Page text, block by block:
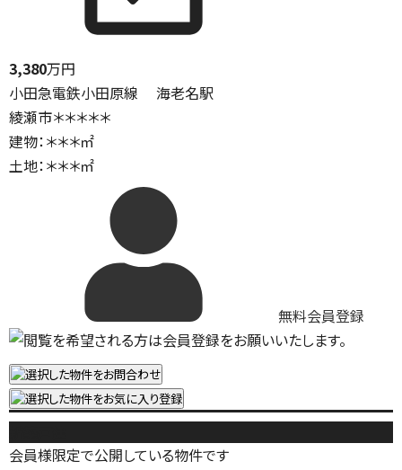
3,380万円
小田急電鉄小田原線 海老名駅
綾瀬市＊＊＊＊＊
建物：＊＊＊㎡
土地：＊＊＊㎡
無料会員登録
会員様限定で公開している物件です